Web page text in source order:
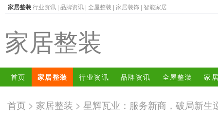
家居整装行业资讯 | 品牌资讯 | 全屋整装 | 家居装饰 | 智能家居
家居整装
首页 家居整装 行业资讯 品牌资讯 全屋整装 家
首页 > 家居整装 > 星辉瓦业：服务新商，破局新生